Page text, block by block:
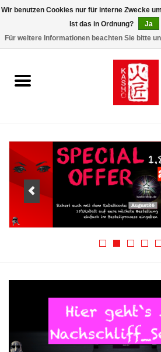
Kasho World Since 1908
Taschen/Halfter/Holster/
Magnet Board
Lemonwax_Moonbrush
zu den besten Preisen
Kasho Desinfektion-
Scherenpflege
Wir benutzen Cookies nur für interne Zwecke
Ist das in Ordnung?
Ja
Für weitere Informationen beachten Sie bitte